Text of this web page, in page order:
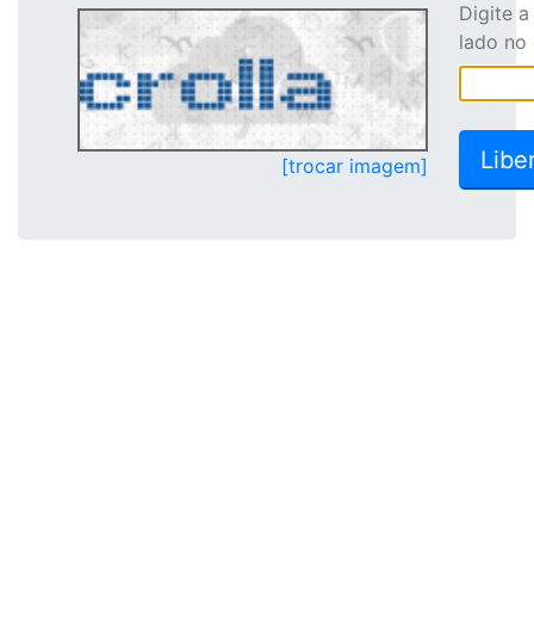
[trocar imagem]
Digite
lado no